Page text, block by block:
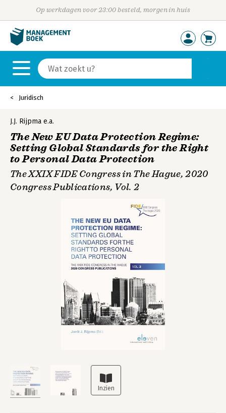
Op werkdagen voor 23:00 besteld, morgen in huis
Juridisch
J.J. Rijpma e.a.
The New EU Data Protection Regime:
Setting Global Standards for the Right
to Personal Data Protection
The XXIX FIDE Congress in The Hague, 2020
Congress Publications, Vol. 2